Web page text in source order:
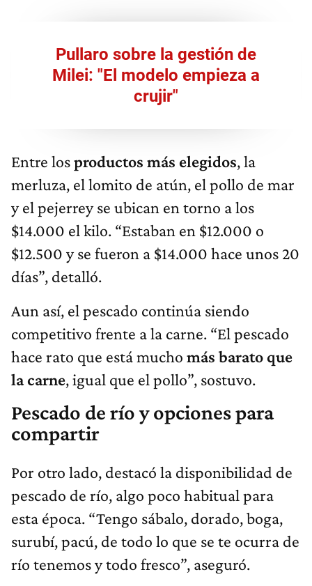
Pullaro sobre la gestión de
Milei: "El modelo empieza a
crujir"
Entre losproductos más elegidos, la
merluza, el lomito de atún, el pollo de mar
y el pejerrey se ubican en torno a los
$14.000 el kilo. “Estaban en $12.000 o
$12.500 y se fueron a $14.000 hace unos 20
días”, detalló.
Aun así, el pescado continúa siendo
competitivo frente a la carne. “El pescado
hace rato que está mucho más barato que
la carne, igual que el pollo”, sostuvo.
Pescado de río y opciones para
compartir
Por otro lado, destacó la disponibilidad de
pescado de río, algo poco habitual para
esta época. “Tengo sábalo, dorado, boga,
surubí, pacú, de todo lo que se te ocurra de
río tenemos y todo fresco”, aseguró.